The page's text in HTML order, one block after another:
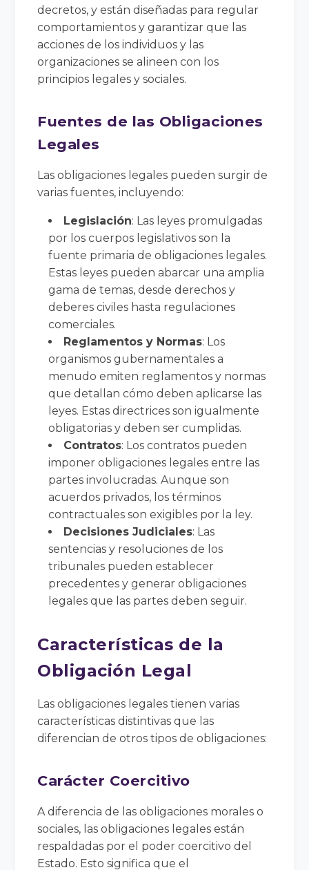
decretos, y están diseñadas para regular
comportamientos y garantizar que las
acciones de los individuos y las
organizaciones se alineen con los
principios legales y sociales.
Fuentes de las Obligaciones
Legales
Las obligaciones legales pueden surgir de
varias fuentes, incluyendo:
Legislación: Las leyes promulgadas
por los cuerpos legislativos son la
fuente primaria de obligaciones legales.
Estas leyes pueden abarcar una amplia
gama de temas, desde derechos y
deberes civiles hasta regulaciones
comerciales.
Reglamentos y Normas: Los
organismos gubernamentales a
menudo emiten reglamentos y normas
que detallan cómo deben aplicarse las
leyes. Estas directrices son igualmente
obligatorias y deben ser cumplidas.
Contratos: Los contratos pueden
imponer obligaciones legales entre las
partes involucradas. Aunque son
acuerdos privados, los términos
contractuales son exigibles por la ley.
Decisiones Judiciales: Las
sentencias y resoluciones de los
tribunales pueden establecer
precedentes y generar obligaciones
legales que las partes deben seguir.
Características de la
Obligación Legal
Las obligaciones legales tienen varias
características distintivas que las
diferencian de otros tipos de obligaciones:
Carácter Coercitivo
A diferencia de las obligaciones morales o
sociales, las obligaciones legales están
respaldadas por el poder coercitivo del
Estado. Esto significa que el